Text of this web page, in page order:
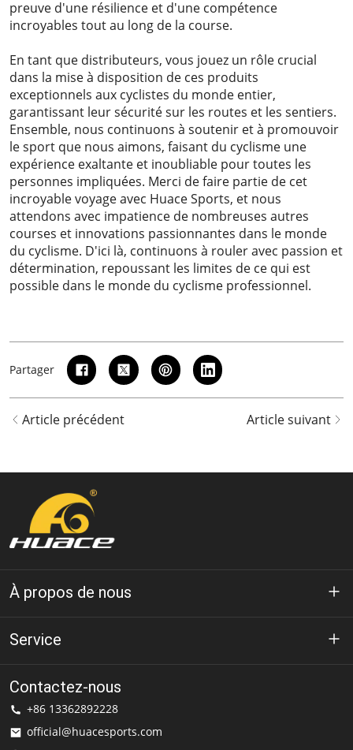
preuve d'une résilience et d'une compétence
incroyables tout au long de la course.
En tant que distributeurs, vous jouez un rôle crucial
dans la mise à disposition de ces produits
exceptionnels aux cyclistes du monde entier,
garantissant leur sécurité sur les routes et les sentiers.
Ensemble, nous continuons à soutenir et à promouvoir
le sport que nous aimons, faisant du cyclisme une
expérience exaltante et inoubliable pour toutes les
personnes impliquées. Merci de faire partie de cet
incroyable voyage avec Huace Sports, et nous
attendons avec impatience de nombreuses autres
courses et innovations passionnantes dans le monde
du cyclisme. D'ici là, continuons à rouler avec passion et
détermination, repoussant les limites de ce qui est
possible dans le monde du cyclisme professionnel.
Partager
Article précédent Article suivant
À propos de nous
À propos de Huace
Solution
Service
politique de confidentialité
Conditions d'utilisation
Contactez-nous
+86 13362892228
official@huacesports.com